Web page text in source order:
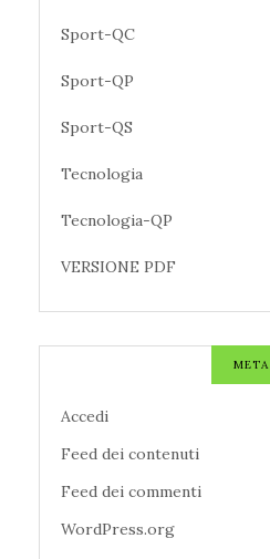
Sport-QC
Sport-QP
Sport-QS
Tecnologia
Tecnologia-QP
VERSIONE PDF
META
Accedi
Feed dei contenuti
Feed dei commenti
WordPress.org